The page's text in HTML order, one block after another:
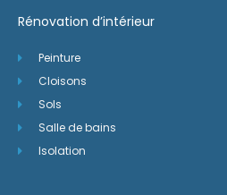
Rénovation d’intérieur
Peinture
Cloisons
Sols
Salle de bains
Isolation